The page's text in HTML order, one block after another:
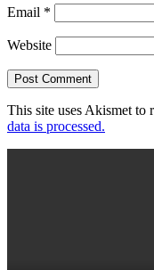
Email *
Website
This site uses Akismet to
data is processed.